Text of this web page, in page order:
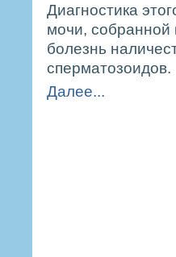
Диагностика
мочи,
болезнь
сперматозоидов.
Далее...